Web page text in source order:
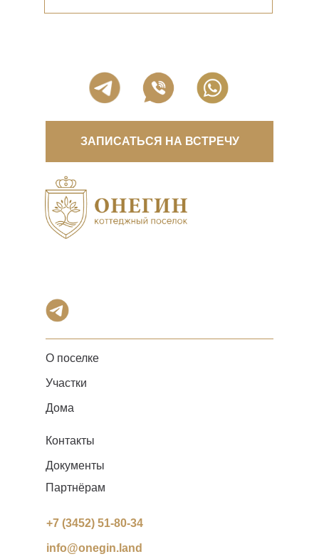
ЗАПИСАТЬСЯ НА ВСТРЕЧУ
О поселке
+7 (3452) 51-80-34
Участки
info@onegin.land
Дома
Контакты
Документы
Партнёрам